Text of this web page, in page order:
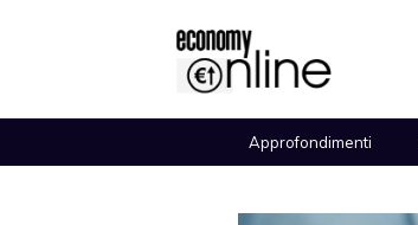
Approfondimenti